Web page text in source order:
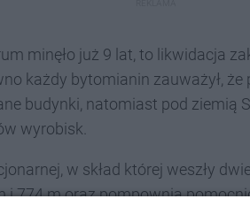
minęło już 9 lat, to likwidacja
każdy bytomianin zauważył, że
budynki, natomiast pod ziemią
wyrobisk.
w skład której weszły
i 774 m oraz pompownia